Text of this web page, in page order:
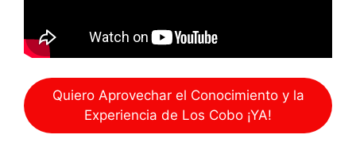
Quiero Aprovechar el Conocimiento y la
Experiencia de Los Cobo ¡YA!